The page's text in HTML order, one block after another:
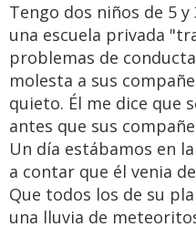
Tengo dos niños de 5 y
una escuela privada
problemas de
molesta a sus
quieto. Él me dice que
antes que sus
Un día estábamos en
a contar que él venia
Que todos los de su
una lluvia de